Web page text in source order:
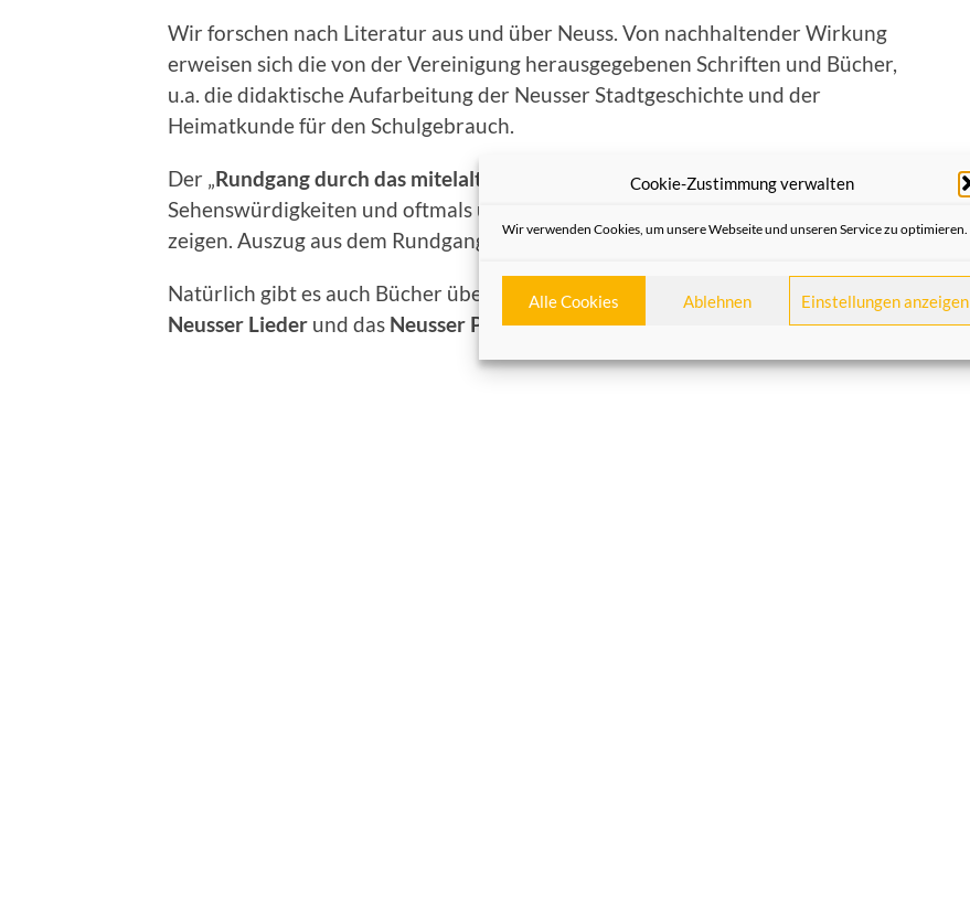
Cookie-Zustimmung verwalten
Wir verwenden Cookies, um unsere Webseite und unseren Service zu optimieren.
Alle Cookies Ablehnen Einstellungen anzeigen
Wir forschen nach Literatur aus und über Neuss. Von nachhaltender Wirkung
erweisen sich die von der Vereinigung herausgegebenen Schriften und Bücher,
u.a. die didaktische Aufarbeitung der Neusser Stadtgeschichte und der
Heimatkunde für den Schulgebrauch.
Der „ Rundgang durch das mitelalterliche Neuss
“ soll die baulichen
Sehenswürdigkeiten und oftmals unentdeckt gebliebene kleine Kostbarkeiten
zeigen. Auszug aus dem Rundgang.
Natürlich gibt es auch Bücher über das Schützenfest , dieNeusser Küche
Neusser Lieder und das Neusser Platt.